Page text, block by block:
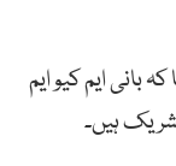
بانی ایم کیو ایم
ہیں۔